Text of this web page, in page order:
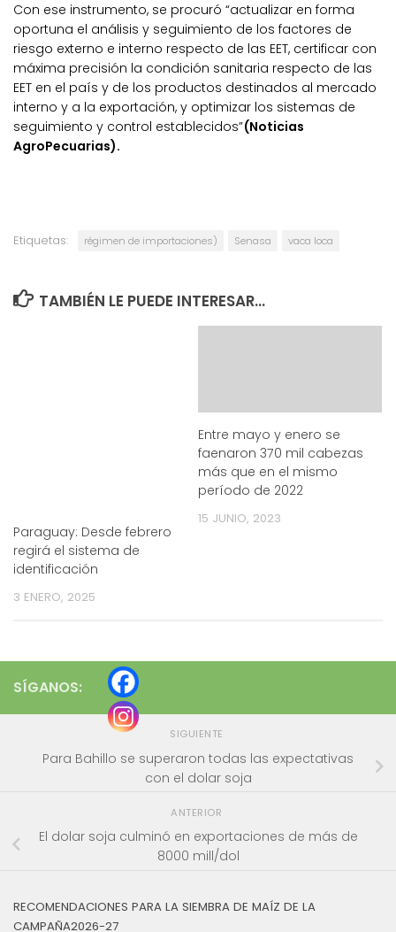
Con ese instrumento, se procuró “actualizar en forma
oportuna el análisis y seguimiento de los factores de
riesgo externo e interno respecto de las EET, certificar con
máxima precisión la condición sanitaria respecto de las
EET en el país y de los productos destinados al mercado
interno y a la exportación, y optimizar los sistemas de
seguimiento y control establecidos”(Noticias
AgroPecuarias).
Etiquetas: régimen de importaciones) Senasa vaca loca
TAMBIÉN LE PUEDE INTERESAR...
Paraguay: Desde febrero
regirá el sistema de
identificación
3 ENERO, 2025
Entre mayo y enero se
faenaron 370 mil cabezas
más que en el mismo
período de 2022
15 JUNIO, 2023
SÍGANOS:
SIGUIENTE
Para Bahillo se superaron todas las expectativas
con el dolar soja
ANTERIOR
El dolar soja culminó en exportaciones de más de
8000 mill/dol
RECOMENDACIONES PARA LA SIEMBRA DE MAÍZ DE LA
CAMPAÑA2026-27